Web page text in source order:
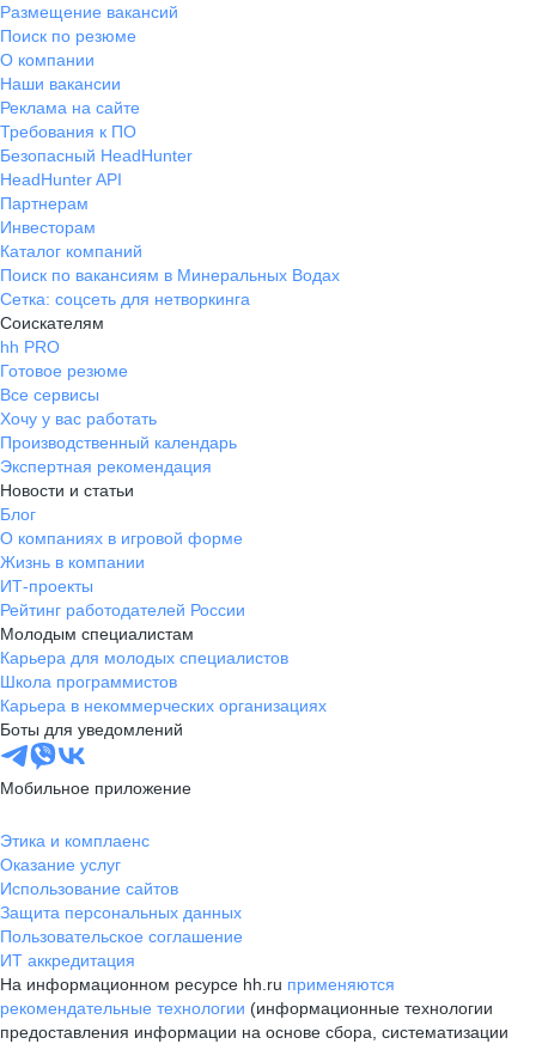
Размещение вакансий
Поиск по резюме
О компании
Наши вакансии
Реклама на сайте
Требования к ПО
Безопасный HeadHunter
HeadHunter API
Партнерам
Инвесторам
Каталог компаний
Поиск по вакансиям в Минеральных Водах
Сетка: соцсеть для нетворкинга
Соискателям
hh PRO
Готовое резюме
Все сервисы
Хочу у вас работать
Производственный календарь
Экспертная рекомендация
Новости и статьи
Блог
О компаниях в игровой форме
Жизнь в компании
ИТ-проекты
Рейтинг работодателей России
Молодым специалистам
Карьера для молодых специалистов
Школа программистов
Карьера в некоммерческих организациях
Боты для уведомлений
Мобильное приложение
Этика и комплаенс
Оказание услуг
Использование сайтов
Защита персональных данных
Пользовательское соглашение
ИТ аккредитация
На информационном ресурсе hh.ru применяются
рекомендательные технологии (информационные технологии
предоставления информации на основе сбора, систематизации